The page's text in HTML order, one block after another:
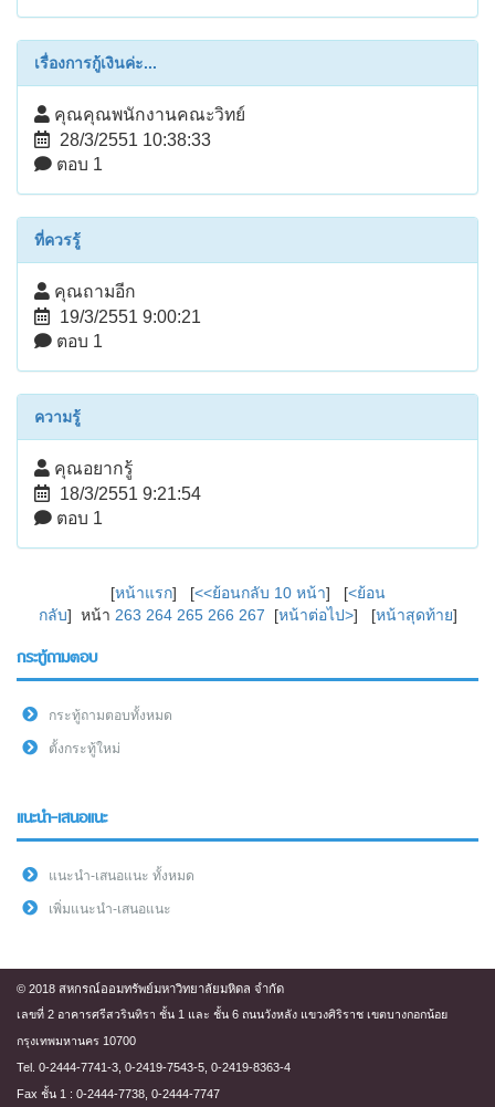
เรื่องการกู้เงินค่ะ...
คุณคุณพนักงานคณะวิทย์
28/3/2551 10:38:33
ตอบ 1
ที่ควรรู้
คุณถามอีก
19/3/2551 9:00:21
ตอบ 1
ความรู้
คุณอยากรู้
18/3/2551 9:21:54
ตอบ 1
[หน้าแรก] [<<ย้อนกลับ 10 หน้า] [<ย้อน
กลับ] หน้า 263 264 265 266 267 [หน้าต่อไป>] [หน้าสุดท้าย]
กระทู้ถามตอบ
กระทู้ถามตอบทั้งหมด
ตั้งกระทู้ใหม่
แนะนำ-เสนอแนะ
แนะนำ-เสนอแนะ ทั้งหมด
เพิ่มแนะนำ-เสนอแนะ
© 2018 สหกรณ์ออมทรัพย์มหาวิทยาลัยมหิดล จำกัด
เลขที่ 2 อาคารศรีสวรินทิรา ชั้น 1 และ ชั้น 6 ถนนวังหลัง แขวงศิริราช เขตบางกอกน้อย
กรุงเทพมหานคร 10700
Tel. 0-2444-7741-3, 0-2419-7543-5, 0-2419-8363-4
Fax ชั้น 1 : 0-2444-7738, 0-2444-7747